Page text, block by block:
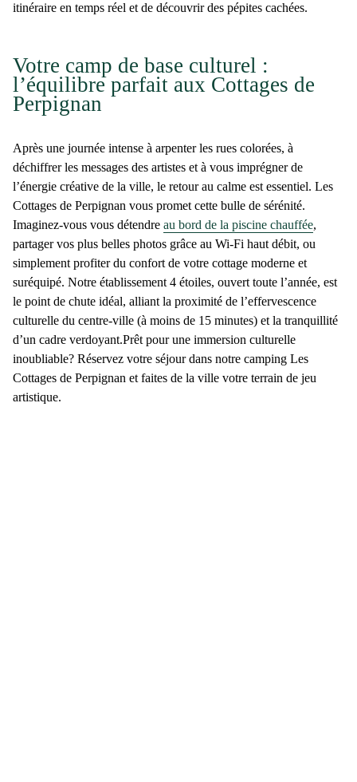
itinéraire en temps réel et de découvrir des pépites cachées.
Votre camp de base culturel :
l’équilibre parfait aux Cottages de
Perpignan
Après une journée intense à arpenter les rues colorées, à
déchiffrer les messages des artistes et à vous imprégner de
l’énergie créative de la ville, le retour au calme est essentiel. Les
Cottages de Perpignan vous promet cette bulle de sérénité.
Imaginez-vous vous détendre au bord de la piscine chauffée,
partager vos plus belles photos grâce au Wi-Fi haut débit, ou
simplement profiter du confort de votre cottage moderne et
suréquipé. Notre établissement 4 étoiles, ouvert toute l’année, est
le point de chute idéal, alliant la proximité de l’effervescence
culturelle du centre-ville (à moins de 15 minutes) et la tranquillité
d’un cadre verdoyant.Prêt pour une immersion culturelle
inoubliable? Réservez votre séjour dans notre camping Les
Cottages de Perpignan et faites de la ville votre terrain de jeu
artistique.